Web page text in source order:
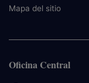
Mapa del sitio
Oficina Central